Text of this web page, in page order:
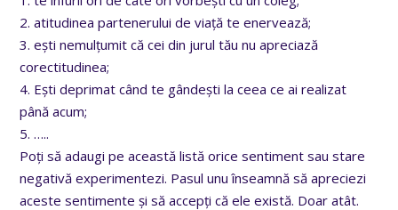
2. atitudinea partenerului de viață te enervează;
3. ești nemulțumit că cei din jurul tău nu apreciază
corectitudinea;
4. Ești deprimat când te gândești la ceea ce ai realizat
până acum;
5. …..
Poți să adaugi pe această listă orice sentiment sau stare
negativă experimentezi. Pasul unu înseamnă să apreciezi
aceste sentimente și să accepți că ele există. Doar atât.